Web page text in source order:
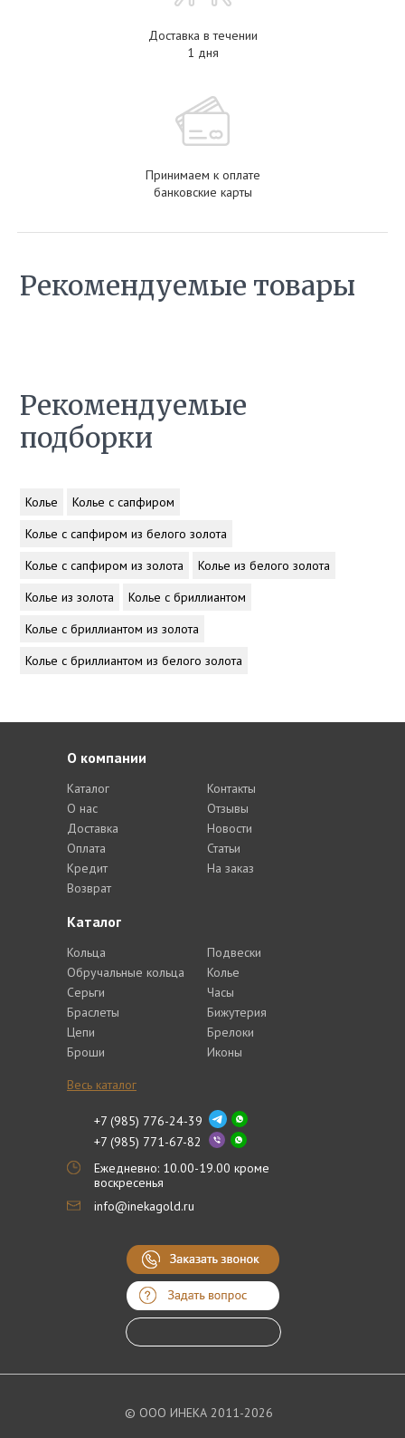
Доставка в течении
1 дня
Принимаем к оплате
банковские карты
Рекомендуемые товары
Рекомендуемые
подборки
Колье
Колье с сапфиром
Колье с сапфиром из белого золота
Колье с сапфиром из золота
Колье из белого золота
Колье из золота
Колье с бриллиантом
Колье с бриллиантом из золота
Колье с бриллиантом из белого золота
Каталог
Кольца
Обручальные кольца
Серьги
Браслеты
Цепи
Броши
Подвески
Колье
Часы
Бижутерия
Брелоки
Иконы
Весь каталог
О компании
Каталог
О нас
Доставка
Оплата
Кредит
Возврат
Контакты
Отзывы
Новости
Статьи
На заказ
+7 (985) 776-24-39
+7 (985) 771-67-82
Ежедневно: 10.00-19.00 кроме
воскресенья
info@inekagold.ru
© ООО ИНЕКА 2011-2026